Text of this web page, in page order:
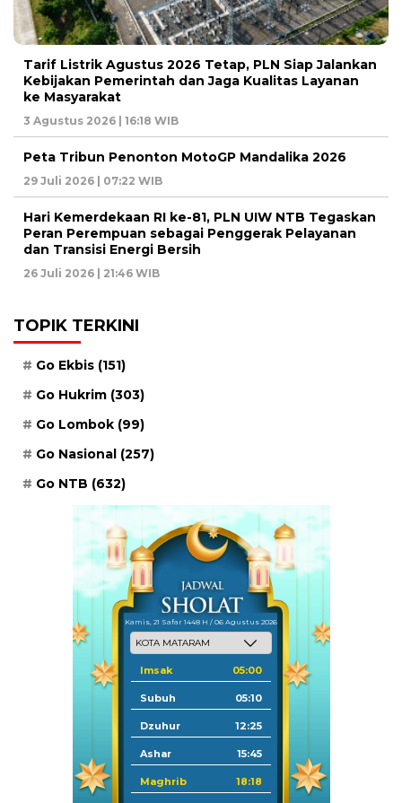
Tarif Listrik Agustus 2026 Tetap, PLN Siap Jalankan
Kebijakan Pemerintah dan Jaga Kualitas Layanan
ke Masyarakat
3 Agustus 2026 | 16:18 WIB
Peta Tribun Penonton MotoGP Mandalika 2026
29 Juli 2026 | 07:22 WIB
Hari Kemerdekaan RI ke-81, PLN UIW NTB Tegaskan
Peran Perempuan sebagai Penggerak Pelayanan
dan Transisi Energi Bersih
26 Juli 2026 | 21:46 WIB
TOPIK TERKINI
Go Ekbis (151)
Go Hukrim (303)
Go Lombok (99)
Go Nasional (257)
Go NTB (632)
Kamis, 21 Safar 1448 H / 06 Agustus 2026
Imsak 05:00
Subuh 05:10
Dzuhur 12:25
Ashar 15:45
Maghrib 18:18